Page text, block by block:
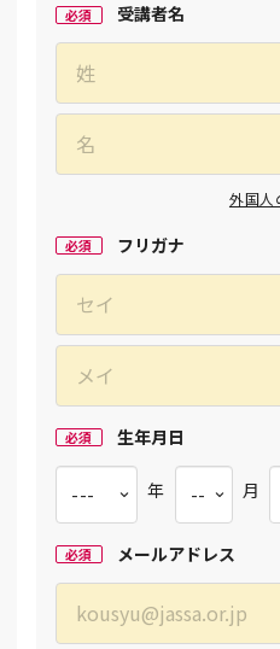
必須 受講者名
外国人
必須 フリガナ
必須 生年月日
年 月
必須 メールアドレス